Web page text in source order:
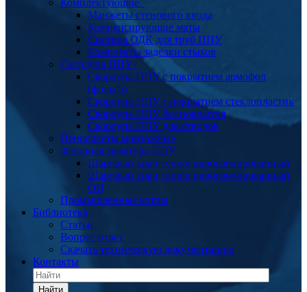
Комплектующие
Манжеты стенового ввода
Компенсирующие маты
Система ОДК для труб ППУ
Комплекты заделки стыков
Скорлупа ППУ
Скорлупа ППУ с покрытием армофол
(фольга)
Скорлупа ППУ с покрытием стеклопластик
Скорлупа ППУ без покрытия
Скорлупа ППУ для отводов
Пенопакеты монтажные
Запорная арматура ППУ
Шаровый кран теплогидроизолированный
Шаровый кран теплогидроизолированный
ОЦ
Промышленные котлы
Библиотека
Статьи
Вопрос ответ
Скачать техническую документацию
Контакты
Найти